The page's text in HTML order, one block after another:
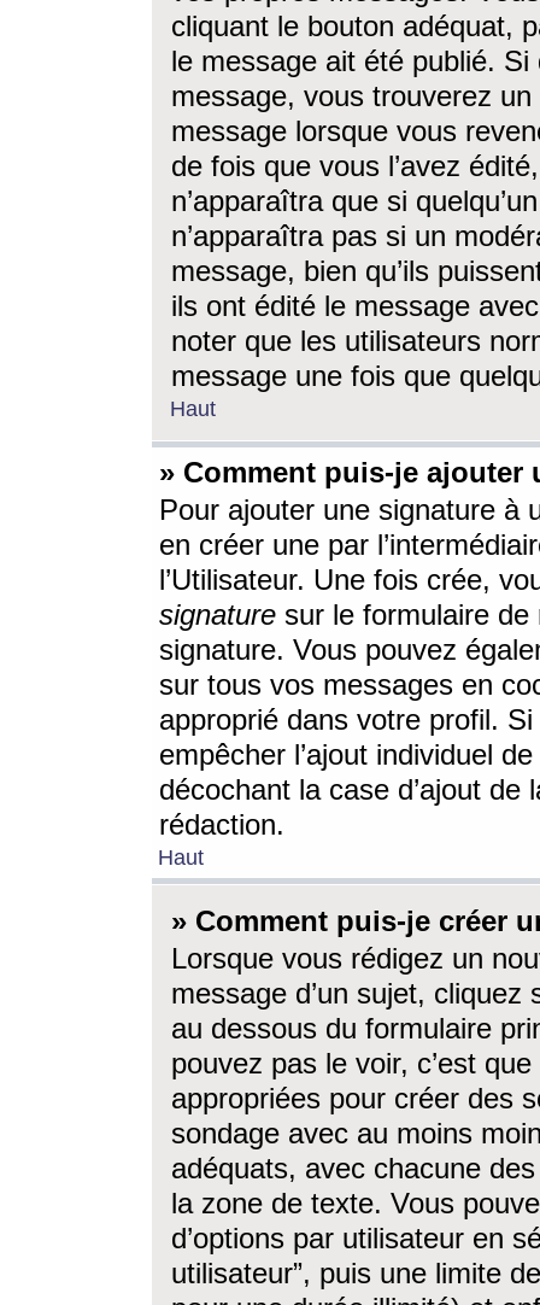
cliquant le bouton adéquat,
le message ait été publié. Si
message, vous trouverez
message lorsque vous
de fois que vous l’avez
n’apparaîtra que si
n’apparaîtra pas si un
message, bien qu’ils
ils ont édité le message
noter que les utilisateurs
message une fois que
Haut
» Comment puis-je ajouter
Pour ajouter une signature à
en créer une par
l’Utilisateur. Une fois crée,
signature sur le formulaire de
signature. Vous pouvez
sur tous vos messages en
approprié dans votre profil.
empêcher l’ajout individuel
décochant la case d’ajout
rédaction.
Haut
» Comment puis-je créer
Lorsque vous rédigez un
message d’un sujet, cliquez
au dessous du formulaire
pouvez pas le voir, c’est
appropriées pour créer des
sondage avec au moins
adéquats, avec chacune
la zone de texte. Vous
d’options par utilisateur en
utilisateur”, puis une limite